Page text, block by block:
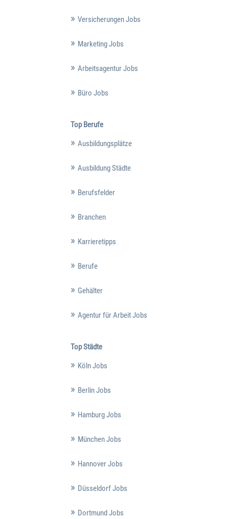
Versicherungen Jobs
Marketing Jobs
Arbeitsagentur Jobs
Büro Jobs
Top Berufe
Ausbildungsplätze
Ausbildung Städte
Berufsfelder
Branchen
Karrieretipps
Berufe
Gehälter
Agentur für Arbeit Jobs
Top Städte
Köln Jobs
Berlin Jobs
Hamburg Jobs
München Jobs
Hannover Jobs
Düsseldorf Jobs
Dortmund Jobs